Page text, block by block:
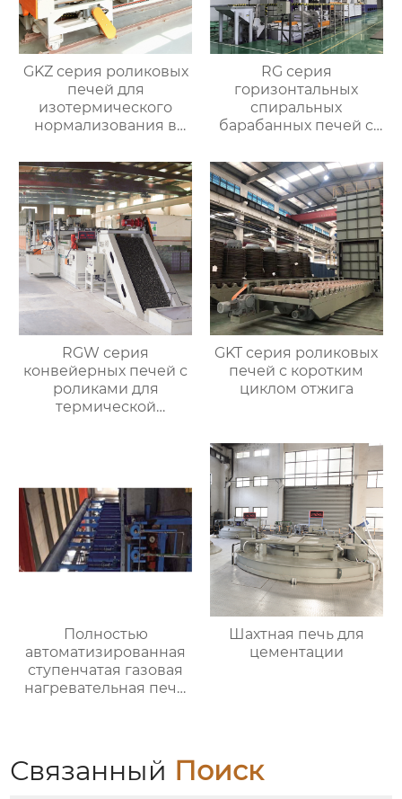
GKZ серия роликовых
печей для
изотермического
нормализования в
процессе
RG серия
горизонтальных
спиральных
барабанных печей с
атмосферой для
термической
обработки
RGW серия
конвейерных печей с
роликами для
термической
GKT серия роликовых
печей с коротким
циклом отжига
Полностью
автоматизированная
ступенчатая газовая
нагревательная печь,
нагревательная печь
для ковки
Шахтная печь для
цементации
Связанный Поиск